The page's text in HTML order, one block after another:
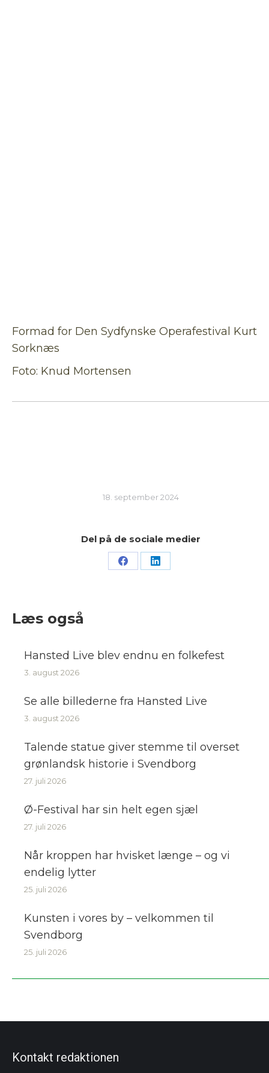
Formad for Den Sydfynske Operafestival Kurt
Sorknæs
Foto: Knud Mortensen
18. september 2024
Del på de sociale medier
Share Share
Læs også
Hansted Live blev endnu en folkefest
3. august 2026
Se alle billederne fra Hansted Live
3. august 2026
Talende statue giver stemme til overset
grønlandsk historie i Svendborg
27. juli 2026
Ø-Festival har sin helt egen sjæl
27. juli 2026
Når kroppen har hvisket længe – og vi
endelig lytter
25. juli 2026
Kunsten i vores by – velkommen til
Svendborg
25. juli 2026
Kontakt redaktionen